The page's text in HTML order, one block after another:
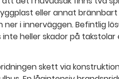
eller annat brännbart
i innerväggen. Befintlig
heller skador på takstolar
skett via